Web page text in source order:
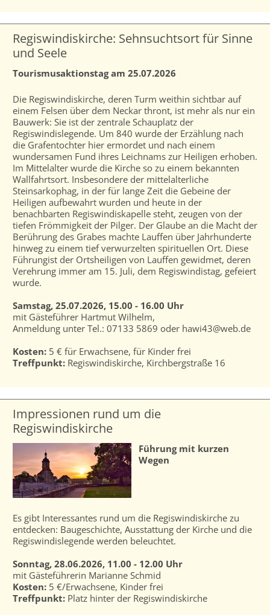
Regiswindiskirche: Sehnsuchtsort für Sinne
und Seele
Tourismusaktionstag am 25.07.2026
Die Regiswindiskirche, deren Turm weithin sichtbar auf
einem Felsen über dem Neckar thront, ist mehr als nur ein
Bauwerk: Sie ist der zentrale Schauplatz der
Regiswindislegende. Um 840 wurde der Erzählung nach
die Grafentochter hier ermordet und nach einem
wundersamen Fund ihres Leichnams zur Heiligen erhoben.
Im Mittelalter wurde die Kirche so zu einem bekannten
Wallfahrtsort. Insbesondere der mittelalterliche
Steinsarkophag, in der für lange Zeit die Gebeine der
Heiligen aufbewahrt wurden und heute in der
benachbarten Regiswindiskapelle steht, zeugen von der
tiefen Frömmigkeit der Pilger. Der Glaube an die Macht der
Berührung des Grabes machte Lauffen über Jahrhunderte
hinweg zu einem tief verwurzelten spirituellen Ort. Diese
Führungist der Ortsheiligen von Lauffen gewidmet, deren
Verehrung immer am 15. Juli, dem Regiswindistag, gefeiert
wurde.
Samstag, 25.07.2026, 15.00 - 16.00 Uhr
mit Gästeführer Hartmut Wilhelm,
Anmeldung unter Tel.: 07133 5869 oder hawi43@web.de
Kosten: 5 € für Erwachsene, für Kinder frei
Treffpunkt: Regiswindiskirche, Kirchbergstraße 16
Impressionen rund um die
Regiswindiskirche
Führung mit kurzen
Wegen
Es gibt Interessantes rund um die Regiswindiskirche zu
entdecken: Baugeschichte, Ausstattung der Kirche und die
Regiswindislegende werden beleuchtet.
Sonntag, 28.06.2026, 11.00 - 12.00 Uhr
mit Gästeführerin Marianne Schmid
Kosten: 5 €/Erwachsene, Kinder frei
Treffpunkt: Platz hinter der Regiswindiskirche